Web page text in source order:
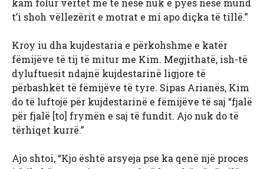
kam folur vërtet me të nëse nuk e pyes nëse mund
t’i shoh vëllezërit e motrat e mi apo diçka të tillë.”
Kroy iu dha kujdestaria e përkohshme e katër
fëmijëve të tij të mitur me Kim. Megjithatë, ish-të
dyluftuesit ndajnë kujdestarinë ligjore të
përbashkët të fëmijëve të tyre. Sipas Arianës, Kim
do të luftojë për kujdestarinë e fëmijëve të saj “fjalë
për fjalë [to] frymën e saj të fundit. Ajo nuk do të
tërhiqet kurrë.”
Ajo shtoi, “Kjo është arsyeja pse ka qenë një proces